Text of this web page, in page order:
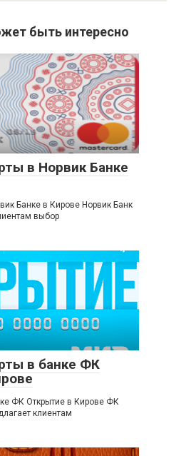
быть интересно
в Норвик Банке
Банке в Кирове Норвик Банк
выбор
в банке ФК
ФК Открытие в Кирове ФК
клиентам